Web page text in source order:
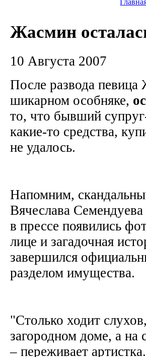
Жасмин
10 Августа 2007
После развода
шикарном особняке,
то, что бывший
какие-то средства,
не удалось.
Напомним,
Вячеслава
в прессе появились
лице и загадочная
завершился
разделом имущества.
"Столько ходит
загородном доме, а
– переживает артистка.